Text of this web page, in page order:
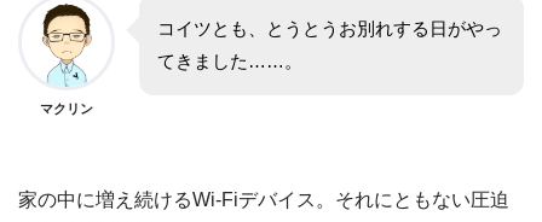
マクリン
コイツとも、とうとうお別れする日がやっ
てきました……。
家の中に増え続けるWi-Fiデバイス。それにともない圧迫